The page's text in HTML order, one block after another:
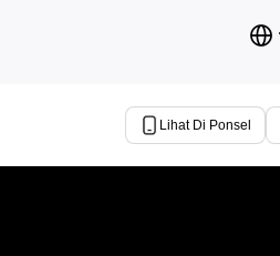
Lihat Di Ponsel